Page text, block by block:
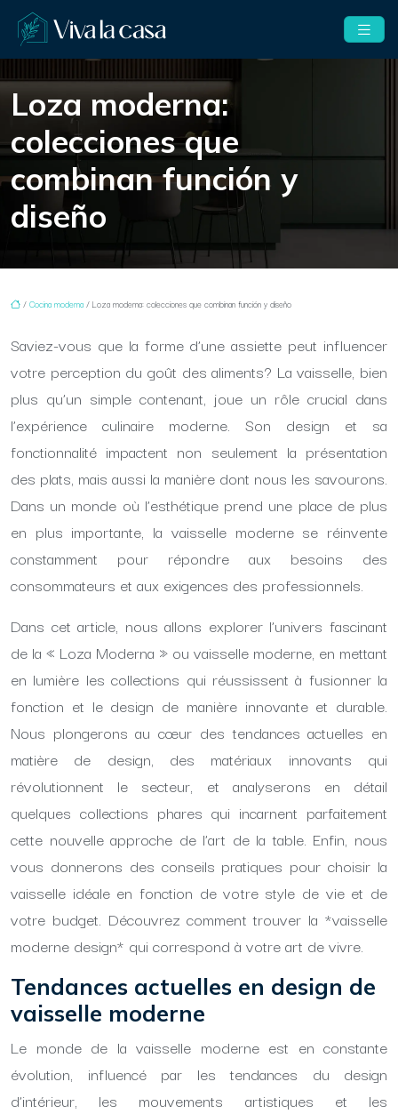
Loza moderna:
colecciones que
combinan función y
diseño
/ Cocina moderna / Loza moderna: colecciones que combinan función y diseño
Saviez-vous que la forme d’une assiette peut influencer
votre perception du goût des aliments? La vaisselle, bien
plus qu’un simple contenant, joue un rôle crucial dans
l’expérience culinaire moderne. Son design et sa
fonctionnalité impactent non seulement la présentation
des plats, mais aussi la manière dont nous les savourons.
Dans un monde où l’esthétique prend une place de plus
en plus importante, la vaisselle moderne se réinvente
constamment pour répondre aux besoins des
consommateurs et aux exigences des professionnels.
Dans cet article, nous allons explorer l’univers fascinant
de la « Loza Moderna » ou vaisselle moderne, en mettant
en lumière les collections qui réussissent à fusionner la
fonction et le design de manière innovante et durable.
Nous plongerons au cœur des tendances actuelles en
matière de design, des matériaux innovants qui
révolutionnent le secteur, et analyserons en détail
quelques collections phares qui incarnent parfaitement
cette nouvelle approche de l’art de la table. Enfin, nous
vous donnerons des conseils pratiques pour choisir la
vaisselle idéale en fonction de votre style de vie et de
votre budget. Découvrez comment trouver la *vaisselle
moderne design* qui correspond à votre art de vivre.
Tendances actuelles en design de
vaisselle moderne
Le monde de la vaisselle moderne est en constante
évolution, influencé par les tendances du design
d’intérieur, les mouvements artistiques et les